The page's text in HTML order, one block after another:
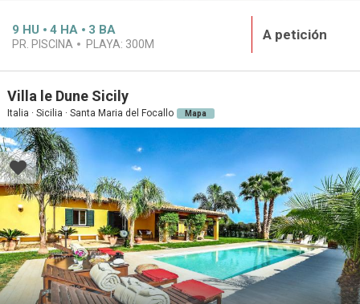
9 HU 4 HA 3 BA
PR. PISCINA PLAYA: 300M
A petición
Villa le Dune Sicily
Italia · Sicilia · Santa Maria del Focallo Mapa